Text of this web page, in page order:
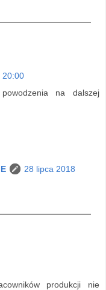
20:00
na dalszej
28 lipca 2018
produkcji nie